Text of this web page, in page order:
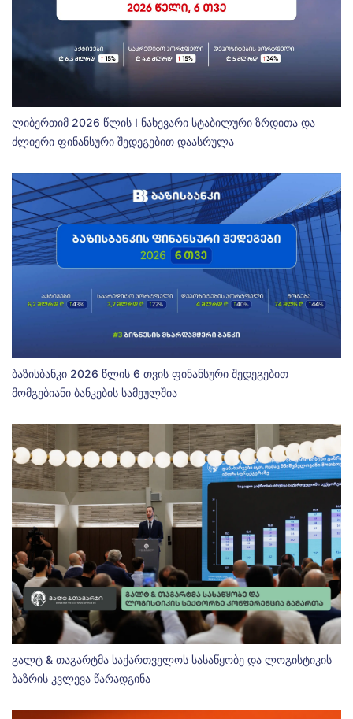
ლიბერთიმ 2026 წლის I ნახევარი სტაბილური ზრდითა და
ძლიერი ფინანსური შედეგებით დაასრულა
ბაზისბანკი 2026 წლის 6 თვის ფინანსური შედეგებით
მომგებიანი ბანკების სამეულშია
გალტ & თაგარტმა საქართველოს სასაწყობე და ლოგისტიკის
ბაზრის კვლევა წარადგინა